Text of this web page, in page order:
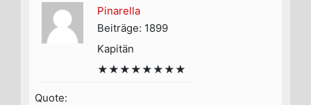
Pinarella
Beiträge: 1899
Kapitän
★★★★★★★★
Quote: